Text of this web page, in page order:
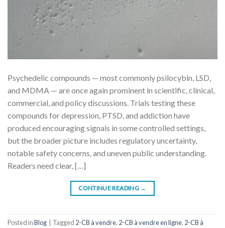
Psychedelic compounds — most commonly psilocybin, LSD,
and MDMA — are once again prominent in scientific, clinical,
commercial, and policy discussions. Trials testing these
compounds for depression, PTSD, and addiction have
produced encouraging signals in some controlled settings,
but the broader picture includes regulatory uncertainty,
notable safety concerns, and uneven public understanding.
Readers need clear, […]
CONTINUE READING →
Posted inBlog Tagged 2-CB à vendre, 2-CB à vendre en ligne, 2-CB à